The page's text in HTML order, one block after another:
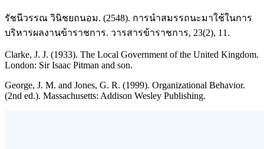
รัชนีวรรณ วินิชยถนอม. (2548). การนำสมรรถนะมาใช้ในการ
บริหารผลงานข้าราชการ. วารสารข้าราชการ, 23(2), 11.
Clarke, J. J. (1933). The Local Government of the United Kingdom.
London: Sir Isaac Pitman and son.
George, J. M. and Jones, G. R. (1999). Organizational Behavior.
(2nd ed.). Massachusetts: Addison Wesley Publishing.